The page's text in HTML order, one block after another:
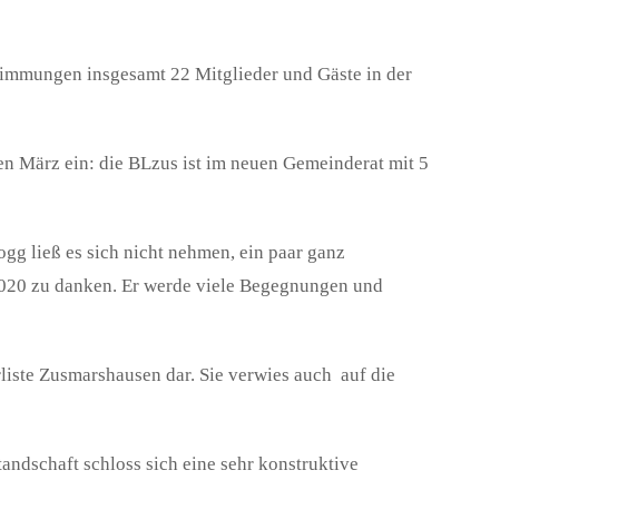
insgesamt 22 Mitglieder und Gäste in der
März ein: die BLzus ist im neuen Gemeinderat mit 5
ließ es sich nicht nehmen, ein paar ganz
zu danken. Er werde viele Begegnungen und
Zusmarshausen dar. Sie verwies auch auf die
schloss sich eine sehr konstruktive